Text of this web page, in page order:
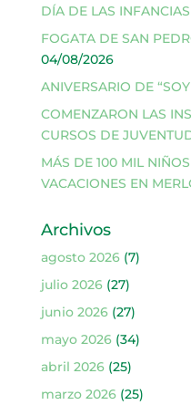
DÍA DE LAS
FOGATA DE SAN
04/08/2026
ANIVERSARIO DE
COMENZARON LAS
CURSOS DE
MÁS DE 100 MIL
VACACIONES EN
Archivos
agosto 2026(7)
julio 2026(27)
junio 2026(27)
mayo 2026(34)
abril 2026(25)
marzo 2026(25)